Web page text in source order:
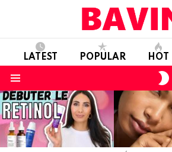
LATEST POPULAR HOT
LATEST
STORIES